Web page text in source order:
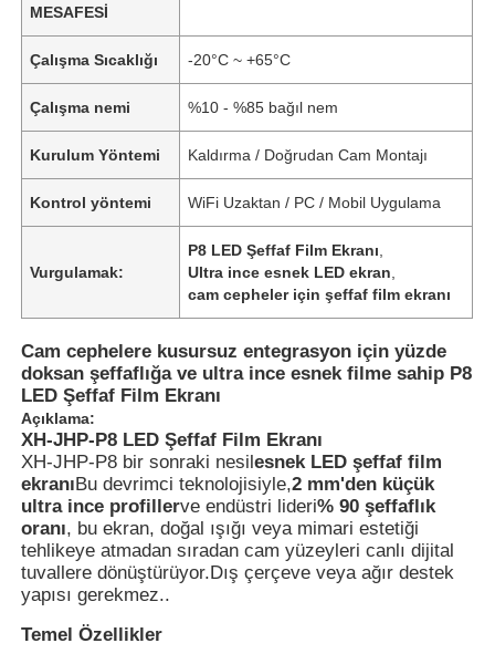
Hakkımızda
Fabrika turu
Kalite kontrolü
Bize Ulaşın
MESAFESİ
Çalışma Sıcaklığı -20°C ~ +65°C
Çalışma nemi %10 - %85 bağıl nem
Kurulum Yöntemi Kaldırma / Doğrudan Cam Montajı
Kontrol yöntemi WiFi Uzaktan / PC / Mobil Uygulama
Vurgulamak:
P8 LED Şeffaf Film Ekranı
Ultra ince esnek LED ekran
cam cepheler için şeffaf film ekranı
Cam cephelere kusursuz entegrasyon için yüzde
doksan şeffaflığa ve ultra ince esnek filme sahip P8
LED Şeffaf Film Ekranı
Açıklama:
XH-JHP-P8 LED Şeffaf Film Ekranı
XH-JHP-P8 bir sonraki nesilesnek LED şeffaf film
ekranıBu devrimci teknolojisiyle,2 mm'den küçük
ultra ince profillerve endüstri lideri% 90 şeffaflık
oranı, bu ekran, doğal ışığı veya mimari estetiği
tehlikeye atmadan sıradan cam yüzeyleri canlı dijital
tuvallere dönüştürüyor.Dış çerçeve veya ağır destek
yapısı gerekmez..
Temel Özellikler